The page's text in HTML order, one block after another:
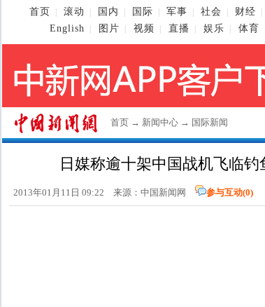
首页 滚动 国内 国际 军事 社会 财经
English
图片 视频 直播 娱乐 体育
首页 → 新闻中心 → 国际新闻
日媒称逾十架中国战机飞临钓
2013年01月11日 09:22 来源： 中国新闻网 参与互动(0)